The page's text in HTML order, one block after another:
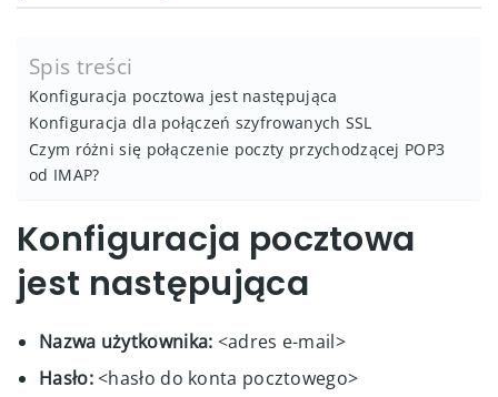
Spis treści
Konfiguracja pocztowa jest następująca
Konfiguracja dla połączeń szyfrowanych SSL
Czym różni się połączenie poczty przychodzącej POP3
od IMAP?
Konfiguracja pocztowa
jest następująca
Nazwa użytkownika: <adres e-mail>
Hasło:<hasło do konta pocztowego>